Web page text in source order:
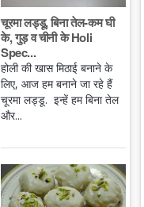
चूरमा लड्डू, बिना तेल-कम घी
के, गुड़ व चीनी के Holi
Spec...
होली की खास मिठाई बनाने के
लिए, आज हम बनाने जा रहे हैं
चूरमा लड्डू. इन्हें हम बिना तेल
और...